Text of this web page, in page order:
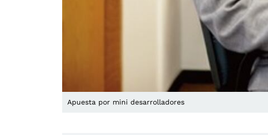
Apuesta por mini desarrolladores